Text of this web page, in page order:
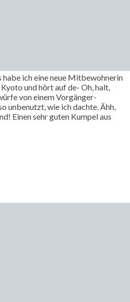
habe ich eine neue Mitbewohnerin
und hört auf de- Oh, halt,
von einem Vorgänger-
unbenutzt, wie ich dachte. Ähh,
Einen sehr guten Kumpel aus